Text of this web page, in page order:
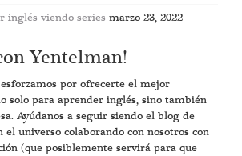
inglés viendo series marzo 23, 2022
Yentelman!
por ofrecerte el mejor
solo para aprender inglés, sino también
Ayúdanos a seguir siendo el blog de
universo colaborando con nosotros con
(que posiblemente servirá para que